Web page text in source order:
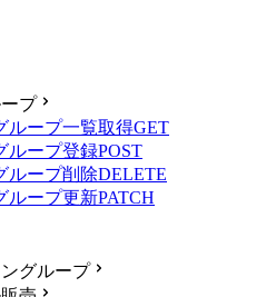
プ
ループ一覧取得GET
ループ登録POST
ループ削除DELETE
ループ更新PATCH
グループ